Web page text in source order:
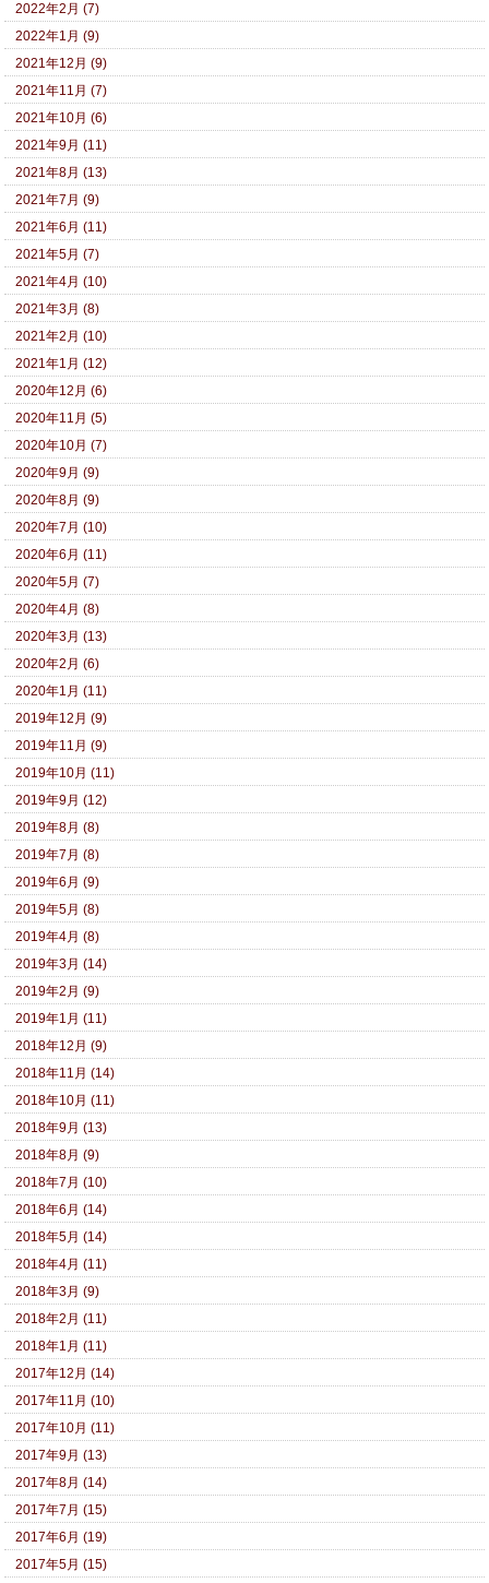
2022年2月 (7)
2022年1月 (9)
2021年12月 (9)
2021年11月 (7)
2021年10月 (6)
2021年9月 (11)
2021年8月 (13)
2021年7月 (9)
2021年6月 (11)
2021年5月 (7)
2021年4月 (10)
2021年3月 (8)
2021年2月 (10)
2021年1月 (12)
2020年12月 (6)
2020年11月 (5)
2020年10月 (7)
2020年9月 (9)
2020年8月 (9)
2020年7月 (10)
2020年6月 (11)
2020年5月 (7)
2020年4月 (8)
2020年3月 (13)
2020年2月 (6)
2020年1月 (11)
2019年12月 (9)
2019年11月 (9)
2019年10月 (11)
2019年9月 (12)
2019年8月 (8)
2019年7月 (8)
2019年6月 (9)
2019年5月 (8)
2019年4月 (8)
2019年3月 (14)
2019年2月 (9)
2019年1月 (11)
2018年12月 (9)
2018年11月 (14)
2018年10月 (11)
2018年9月 (13)
2018年8月 (9)
2018年7月 (10)
2018年6月 (14)
2018年5月 (14)
2018年4月 (11)
2018年3月 (9)
2018年2月 (11)
2018年1月 (11)
2017年12月 (14)
2017年11月 (10)
2017年10月 (11)
2017年9月 (13)
2017年8月 (14)
2017年7月 (15)
2017年6月 (19)
2017年5月 (15)